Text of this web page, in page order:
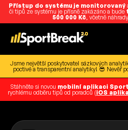
Přístup do systému je monitorovaný
či tipů ze systému je přísně zakázáno a bude
500 000 Kč, včetně
Jsme největší poskytovatel sázkových
poctivé a transparentní analytiky! 😎 Nevěř
Stáhněte si novou mobilní aplikaci
rychlému odběru tipů od poradců (iOS